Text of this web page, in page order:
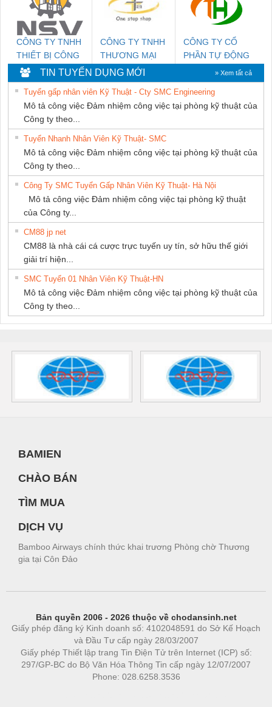
CÔNG TY TNHH
THIẾT BỊ CÔNG
NGHIỆP NIHON
SETSUBI VIỆT
NAM
CÔNG TY TNHH
THƯƠNG MẠI
THIÊN ÂN VIỆT
NAM
CÔNG TY CỔ
PHẦN TỰ ĐỘNG
TIẾN HƯNG
TIN TUYỂN DỤNG MỚI » Xem tất cả
Tuyển gấp nhân viên Kỹ Thuật - Cty SMC Engineering
Mô tả công việc Đảm nhiệm công việc tại phòng kỹ thuật của
Công ty theo...
Tuyển Nhanh Nhân Viên Kỹ Thuật- SMC
Mô tả công việc Đảm nhiệm công việc tại phòng kỹ thuật của
Công ty theo...
Công Ty SMC Tuyển Gấp Nhân Viên Kỹ Thuật- Hà Nội
Mô tả công việc Đảm nhiệm công việc tại phòng kỹ thuật
của Công ty...
CM88 jp net
CM88 là nhà cái cá cược trực tuyến uy tín, sở hữu thế giới
giải trí hiện...
SMC Tuyển 01 Nhân Viên Kỹ Thuật-HN
Mô tả công việc Đảm nhiệm công việc tại phòng kỹ thuật của
Công ty theo...
BAMIEN
CHÀO BÁN
TÌM MUA
DỊCH VỤ
Bamboo Airways chính thức khai trương Phòng chờ Thương
gia tại Côn Đảo
Bản quyền 2006 - 2026 thuộc về chodansinh.net
Giấy phép đăng ký Kinh doanh số: 4102048591 do Sở Kế Hoạch
và Đầu Tư cấp ngày 28/03/2007
Giấy phép Thiết lập trang Tin Điện Tử trên Internet (ICP) số:
297/GP-BC do Bộ Văn Hóa Thông Tin cấp ngày 12/07/2007
Phone: 028.6258.3536